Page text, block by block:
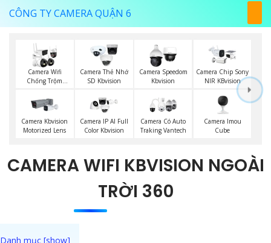
CÔNG TY CAMERA QUẬN 6
Camera Wifi
Chống Trộm
Camera Thẻ Nhớ
SD Kbvision
Camera Speedom
Kbvision
Camera Chip Sony
NIR KBvision
Camera Kbvision
Motorized Lens
Camera IP AI Full
Color Kbvision
Camera Có Auto
Traking Vantech
Camera Imou
Cube
CAMERA WIFI KBVISION NGOÀI
TRỜI 360